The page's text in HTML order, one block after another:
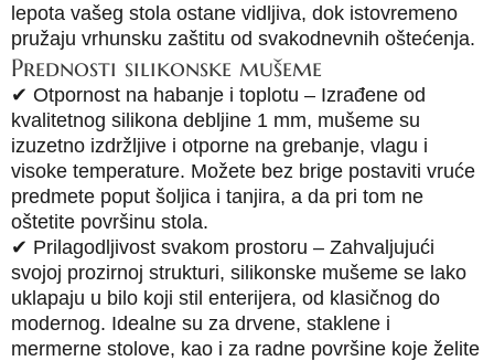
lepota vašeg stola ostane vidljiva, dok istovremeno
pružaju vrhunsku zaštitu od svakodnevnih oštećenja.
Prednosti silikonske mušeme
✔ Otpornost na habanje i toplotu – Izrađene od
kvalitetnog silikona debljine 1 mm, mušeme su
izuzetno izdržljive i otporne na grebanje, vlagu i
visoke temperature. Možete bez brige postaviti vruće
predmete poput šoljica i tanjira, a da pri tom ne
oštetite površinu stola.
✔ Prilagodljivost svakom prostoru – Zahvaljujući
svojoj prozirnoj strukturi, silikonske mušeme se lako
uklapaju u bilo koji stil enterijera, od klasičnog do
modernog. Idealne su za drvene, staklene i
mermerne stolove, kao i za radne površine koje želite